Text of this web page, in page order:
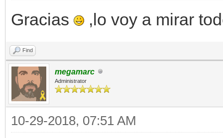
Gracias ,lo voy a mirar
Find
megamarc
Administrator
10-29-2018, 07:51 AM